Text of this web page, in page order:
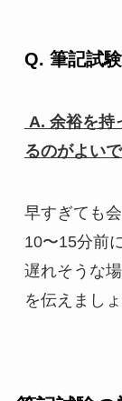
Q. 筆記試
A. 余裕を持
るのがよいで
早すぎても
10〜15分前
遅れそうな
を伝えましょ